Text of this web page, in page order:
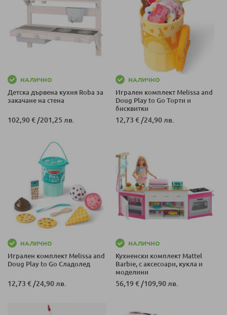
НАЛИЧНО
Детска дървена кухня Roba за
закачане на стена
102,90 €/201,25 лв.
НАЛИЧНО
Игрален комплект Melissa and
Doug Play to Go Торти и
бисквитки
12,73 €/24,90 лв.
НАЛИЧНО
Игрален комплект Melissa and
Doug Play to Go Сладолед
12,73 € /24,90 лв.
НАЛИЧНО
Кухненски комплект Mattel
Barbie, с аксесоари, кукла и
моделини
56,19 € /109,90 лв.